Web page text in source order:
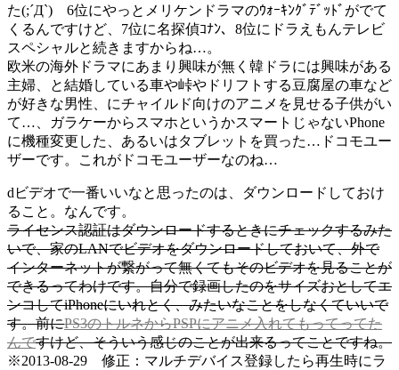
た(;´Д`) 6位にやっとメリケンドラマのｳｫｰｷﾝｸﾞﾃﾞｯﾄﾞがでて
くるんですけど、7位に名探偵ｺﾅﾝ、8位にドラえもんテレビ
スペシャルと続きますからね…。
欧米の海外ドラマにあまり興味が無く韓ドラには興味がある
主婦、と結婚している車や峠やドリフトする豆腐屋の車など
が好きな男性、にチャイルド向けのアニメを見せる子供がい
て…、ガラケーからスマホというかスマートじゃないPhone
に機種変更した、あるいはタブレットを買った…ドコモユー
ザーです。これがドコモユーザーなのね…
dビデオで一番いいなと思ったのは、ダウンロードしておけ
ること。なんです。
ライセンス認証はダウンロードするときにチェックするみた
いで、家のLANでビデオをダウンロードしておいて、外で
インターネットが繋がって無くてもそのビデオを見ることが
できるってわけです。自分で録画したのをサイズおとしてエ
ンコしてiPhoneにいれとく、みたいなことをしなくていいで
す。前にPS3のトルネからPSPにアニメ入れてもってってた
んですけど、そういう感じのことが出来るってことですね。
※2013-08-29 修正：マルチデバイス登録したら再生時にラ